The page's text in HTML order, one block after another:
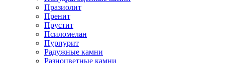
Празиолит
Пренит
Прустит
Псиломелан
Пурпурит
Радужные камни
Разноцветные камни